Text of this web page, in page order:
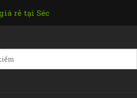
rẻ tại Séc